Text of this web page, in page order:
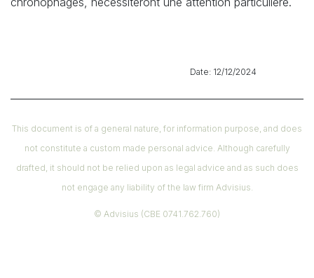
​ Date: 12/12/2024
This document is of a general nature, for information purpose, and does
not constitute a custom made personal advice. Although carefully
drafted, it should not be relied upon as legal advice and as such does
not engage any liability of the law firm Advisius.
© Advisius (CBE 0741.762.760)